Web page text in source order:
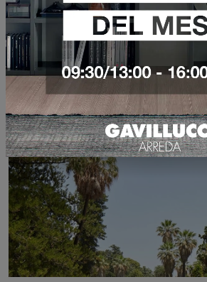
PAPYRUS SEDIA